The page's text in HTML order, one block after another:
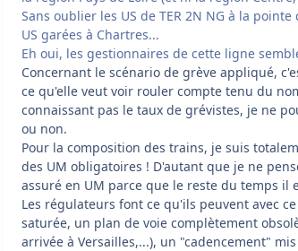
Sans oublier les US de TER 2N NG à la
US garées à Chartres...
Eh oui, les gestionnaires de cette ligne
Concernant le scénario de grève appliqué,
ce qu'elle veut voir rouler compte tenu du
connaissant pas le taux de grévistes, je ne
ou non.
Pour la composition des trains, je suis
des UM obligatoires ! D'autant que je ne
assuré en UM parce que le reste du temps il
Les régulateurs font ce qu'ils peuvent avec
saturée, un plan de voie complètement
arrivée à Versailles,...), un "cadencement"